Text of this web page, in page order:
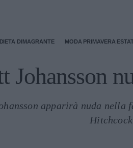
DIETA DIMAGRANTE MODA PRIMAVERA
Johansson
apparirà nuda nella